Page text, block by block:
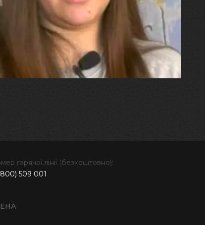
перенесла 11 операцій, та
плакала від фантомного
болю. Але маленька донька
бере за руку і змушує йти
далі"
гарячої лінії (безкоштовно):
509 001